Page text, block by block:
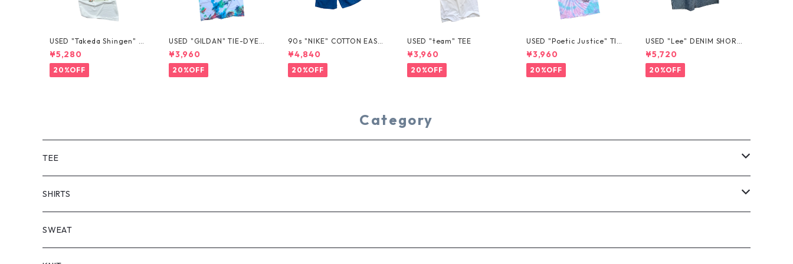
USED "Takeda Shingen" T
EE
¥5,280
20%OFF
USED "GILDAN" TIE-DYE T
EE
¥3,960
20%OFF
90s "NIKE" COTTON EASY
SHORTS
¥4,840
20%OFF
USED "team" TEE
¥3,960
20%OFF
USED "Poetic Justice" TIE
-DYE TEE
¥3,960
20%OFF
USED "Lee" DENIM SHORT
S
¥5,720
20%OFF
Category
TEE
SHORT SLEEVE
LONG SLEEVE
SHIRTS
SHORT SLEEVE
SWEAT